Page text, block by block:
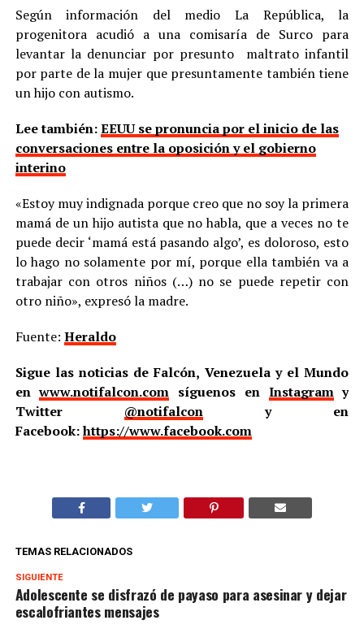
Según información del medio La República, la
progenitora acudió a una comisaría de Surco para
levantar la denunciar por presunto maltrato infantil
por parte de la mujer que presuntamente también tiene
un hijo con autismo.
Lee también:EEUU se pronuncia por el inicio de las
conversaciones entre la oposición y el gobierno
interino
«Estoy muy indignada porque creo que no soy la primera
mamá de un hijo autista que no habla, que a veces no te
puede decir ‘mamá está pasando algo’, es doloroso, esto
lo hago no solamente por mí, porque ella también va a
trabajar con otros niños (…) no se puede repetir con
otro niño», expresó la madre.
Fuente: Heraldo
Sigue las noticias de Falcón, Venezuela y el Mundo
enwww.notifalcon.com síguenos en Instagramy
Twitter @notifalcony en
Facebook:https://www.facebook.com
TEMAS RELACIONADOS
SIGUIENTE
Adolescente se disfrazó de payaso para asesinar y dejar
escalofriantes mensajes